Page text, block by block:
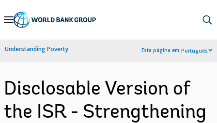
Skip
Navigation
Understanding Poverty Esta página em:Português
Disclosable Version of
the ISR - Strengthening